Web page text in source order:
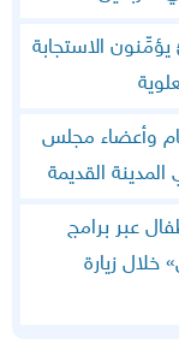
يؤمِّنون الاستجابة
وأعضاء مجلس
القديمة
عبر برامج
خلال زيارة